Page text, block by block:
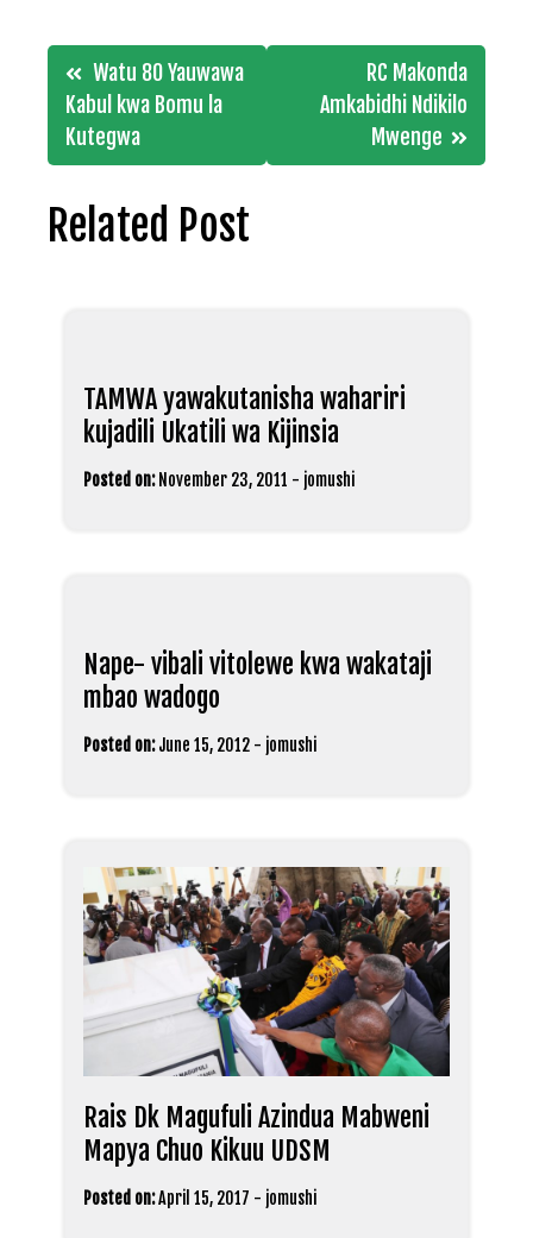
Post
navigation
Watu 80 Yauwawa
Kabul kwa Bomu la
Kutegwa
RC Makonda
Amkabidhi Ndikilo
Mwenge
Related Post
TAMWA yawakutanisha wahariri
kujadili Ukatili wa Kijinsia
Posted on: November 23, 2011 - jomushi
Nape- vibali vitolewe kwa wakataji
mbao wadogo
Posted on: June 15, 2012 - jomushi
Rais Dk Magufuli Azindua Mabweni
Mapya Chuo Kikuu UDSM
Posted on:April 15, 2017 - jomushi